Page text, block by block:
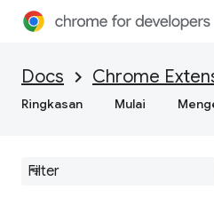
Docs Chrome
Ringkasan Mulai